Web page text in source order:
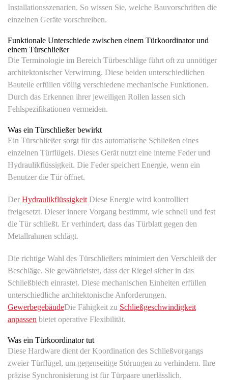
Installationsszenarien. So wissen Sie, welche Bauvorschriften die
einzelnen Geräte vorschreiben.
Funktionale Unterschiede zwischen einem Türkoordinator und
einem Türschließer
Die Terminologie im Bereich Türbeschläge führt oft zu unnötiger
architektonischer Verwirrung. Diese beiden unterschiedlichen
Bauteile erfüllen völlig verschiedene mechanische Funktionen.
Durch das Erkennen ihrer jeweiligen Rollen lassen sich
Fehlspezifikationen vermeiden.
Was ein Türschließer bewirkt
Ein Türschließer sorgt für das automatische Schließen eines
einzelnen Türflügels. Dieses Gerät nutzt eine interne Feder und
Hydraulikflüssigkeit. Die Feder speichert Energie, wenn ein
Benutzer die Tür öffnet.
Der Hydraulikflüssigkeit Diese Energie wird kontrolliert
freigesetzt. Dieser innere Vorgang bestimmt, wie schnell und fest
die Tür schließt. Er verhindert, dass das Türblatt gegen den
Metallrahmen schlägt.
Die richtige Wahl des Türschließers minimiert den Verschleiß der
Beschläge. Sie gewährleistet, dass der Riegel sicher in das
Schließblech einrastet. Diese mechanischen Einheiten erfüllen
unterschiedliche architektonische Anforderungen.
GewerbegebäudeDie Fähigkeit zu Schließgeschwindigkeit
anpassen bietet operative Flexibilität.
Was ein Türkoordinator tut
Diese Hardware dient der Koordination des Schließvorgangs
zweier Türflügel, um gegenseitige Störungen zu verhindern. Ihre
präzise Synchronisierung ist für Türpaare unerlässlich.